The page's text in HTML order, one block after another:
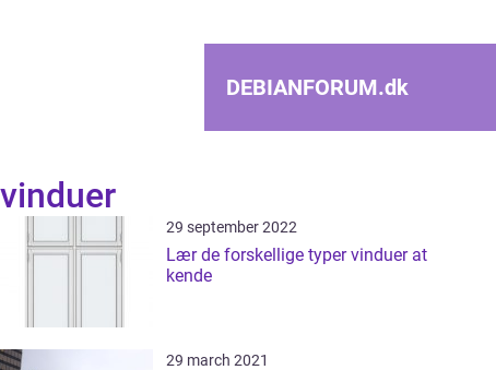
DEBIANFORUM.dk
vinduer
29 september 2022
Lær de forskellige typer vinduer at
kende
29 march 2021